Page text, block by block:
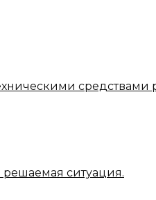
средствами
решаемая ситуация.